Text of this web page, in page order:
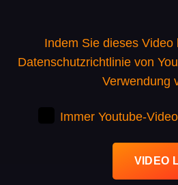
Indem Sie dieses
Datenschutzrichtlinie von
Verwendung
Immer Youtube-
VIDEO